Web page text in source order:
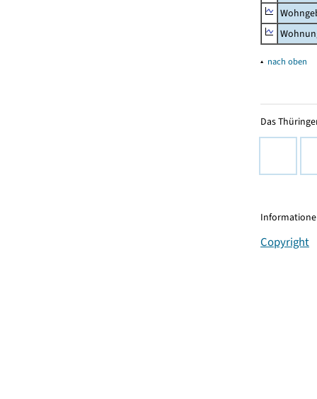
▴ nach oben
Das
Copyright